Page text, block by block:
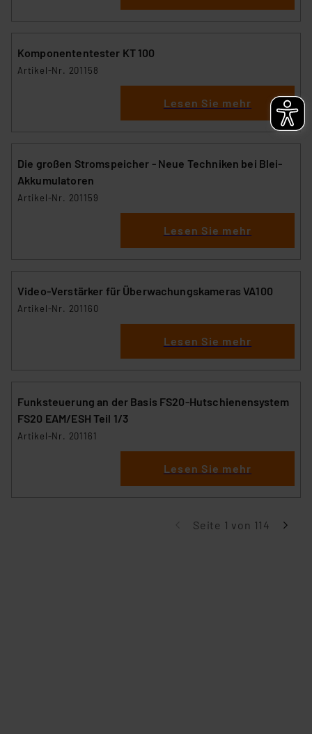
Komponententester KT 100
Artikel-Nr. 201158
Lesen Sie mehr
Die großen Stromspeicher - Neue Techniken bei Blei-
Akkumulatoren
Artikel-Nr. 201159
Lesen Sie mehr
Video-Verstärker für Überwachungskameras VA100
Artikel-Nr. 201160
Lesen Sie mehr
Funksteuerung an der Basis FS20-Hutschienensystem
FS20 EAM/ESH Teil 1/3
Artikel-Nr. 201161
Lesen Sie mehr
Seite 1 von 114